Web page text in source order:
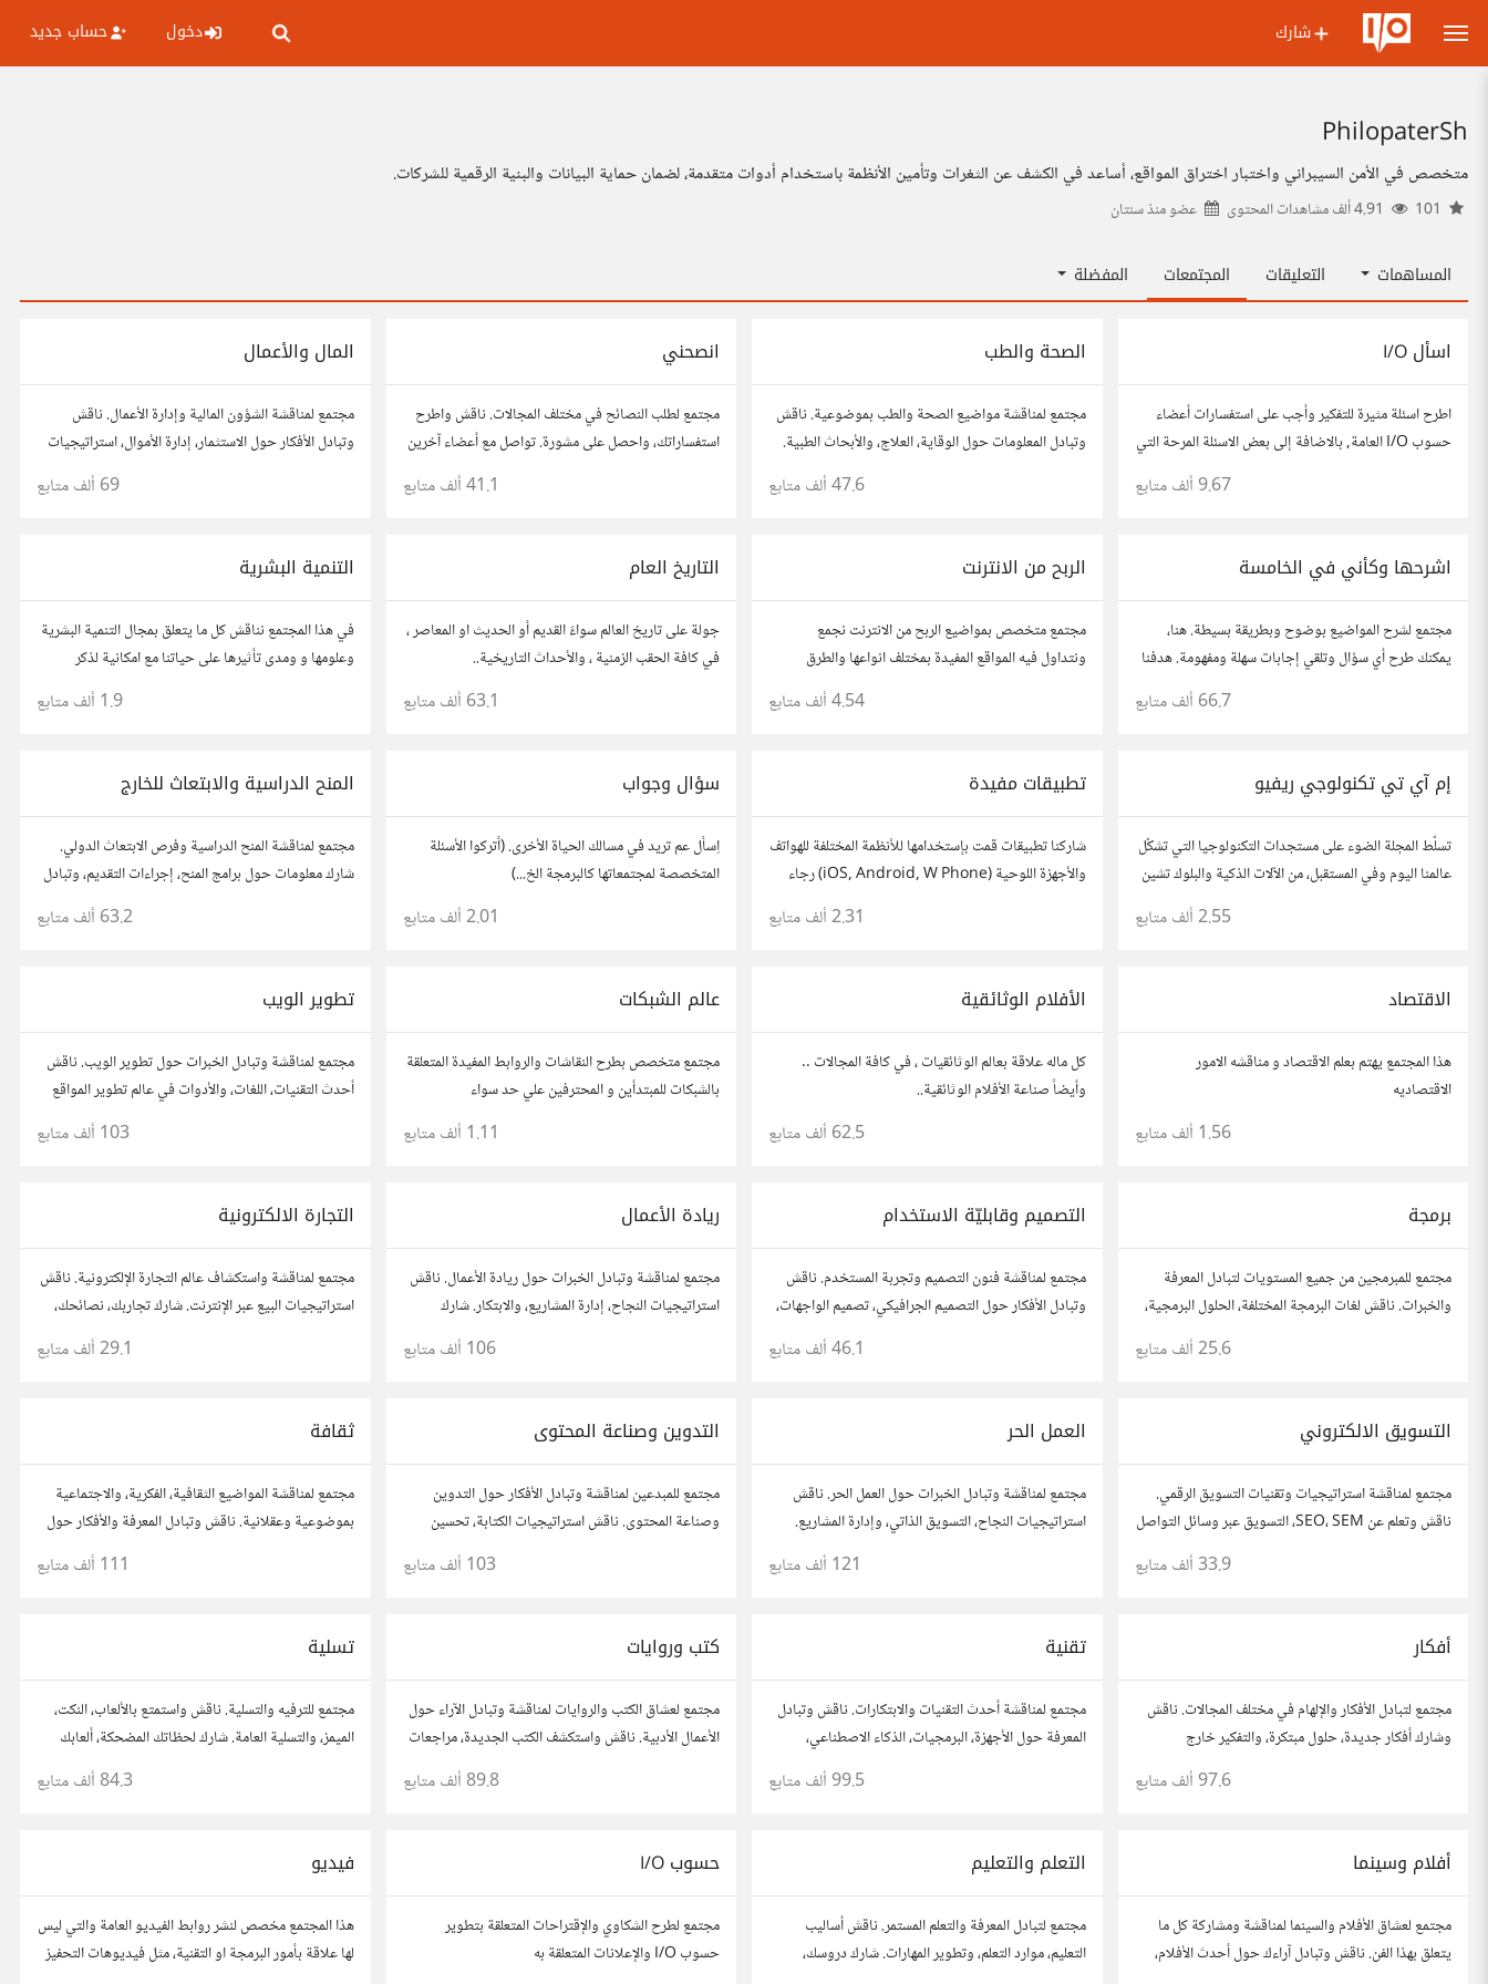
شارك دخول حساب جديد
PhilopaterSh
متخصص في الأمن السيبراني واختبار اختراق المواقع، أساعد في الكشف عن الثغرات وتأمين الأنظمة باستخدام أدوات متقدمة، لضمان حماية البيانات والبنية الرقمية للشركات.
عضو منذسنتان
المساهمات التعليقات المجتمعات المفضلة
اسأل I/O
اطرح اسئلة مثيرة للتفكير وأجب على استفسارات أعضاء
حسوب I/O العامة, بالاضافة إلى بعض الاسئلة المرحة التي
تستمتع بها وتساعدك على التعرف على افكار المتابعين.
9.67 ألف متابع
الصحة والطب
مجتمع لمناقشة مواضيع الصحة والطب بموضوعية. ناقش
وتبادل المعلومات حول الوقاية، العلاج، والأبحاث الطبية.
شارك مقالاتك، نصائحك، وأسئلتك، وتواصل مع أشخاص
47.6 ألف متابع
انصحني
مجتمع لطلب النصائح في مختلف المجالات. ناقش واطرح
استفساراتك، واحصل على مشورة. تواصل مع أعضاء آخرين
للحصول على أفكار وحلول تساعدك في اتخاذ قراراتك.
41.1 ألف متابع
المال والأعمال
مجتمع لمناقشة الشؤون المالية وإدارة الأعمال. ناقش
وتبادل الأفكار حول الاستثمار، إدارة الأموال، استراتيجيات
النمو، وتحليل الأسواق. شارك نصائحك، تجاربك، وأسئلتك،
69 ألف متابع
اشرحها وكأني في الخامسة
مجتمع لشرح المواضيع بوضوح وبطريقة بسيطة. هنا،
يمكنك طرح أي سؤال وتلقي إجابات سهلة ومفهومة. هدفنا
هو تبسيط المعلومات لتكون سهلة على الجميع، تمامًا كما لو
66.7 ألف متابع
الربح من الانترنت
مجتمع متخصص بمواضيع الربح من الانترنت نجمع
ونتداول فيه المواقع المفيدة بمختلف انواعها والطرق
المفيدة والفعالة . شاركونا بخبراتكم و تجاربكم و
4.54 ألف متابع
التاريخ العام
جولة على تاريخ العالم سواءً القديم أو الحديث او المعاصر ،
في كافة الحقب الزمنية ، والأحداث التاريخية..
63.1 ألف متابع
التنمية البشرية
في هذا المجتمع نناقش كل ما يتعلق بمجال التنمية البشرية
وعلومها و ومدى تأثيرها على حياتنا مع امكانية لذكر
تجربتك وخبرتك فى هذا المجال ووضع مقالات وروابط
وفيديوهات مفيدة تعمل على التحفيز والنجاح والتقدم
1.9 ألف متابع
إم آي تي تكنولوجي ريفيو
تسلّط المجلة الضوء على مستجدات التكنولوجيا التي تشكّل
عالمنا اليوم وفي المستقبل، من الآلات الذكية والبلوك تشين
إلى الذكاء الاصطناعي وتكنولوجيا الأعمال وحتى عالم
2.55 ألف متابع
تطبيقات مفيدة
شاركنا تطبيقات قمت بإستخدامها للأنظمة المختلفة للهواتف
والأجهزة اللوحية (iOS, Android, W Phone) رجاء
شارك (روابط مباشرة) للتطبيق من داخل المتجر..إلا في
حالة وجود عدة تطبيقات أو شرح مطول شاركها كموضوع
2.31 ألف متابع
سؤال وجواب
اِسأل عم تريد في مسالك الحياة الأخرى. (أتركوا الأسئلة
المتخصصة لمجتمعاتها كالبرمجة الخ...)
2.01 ألف متابع
المنح الدراسية والابتعاث للخارج
مجتمع لمناقشة المنح الدراسية وفرص الابتعاث الدولي.
شارك معلومات حول برامج المنح، إجراءات التقديم، وتبادل
نصائح حول الدراسة في الخارج. استفد من تجارب الآخرين
63.2 ألف متابع
الاقتصاد
هذا المجتمع يهتم بعلم الاقتصاد و مناقشه الامور
الاقتصاديه
1.56 ألف متابع
الأفلام الوثائقية
كل ماله علاقة بعالم الوثائقيات ، في كافة المجالات ..
وأيضاً صناعة الأفلام الوثائقية..
62.5 ألف متابع
عالم الشبكات
مجتمع متخصص بطرح النقاشات والروابط المفيدة المتعلقة
بالشبكات للمبتدأين و المحترفين علي حد سواء
1.11 ألف متابع
تطوير الويب
مجتمع لمناقشة وتبادل الخبرات حول تطوير الويب. ناقش
أحدث التقنيات، اللغات، والأدوات في عالم تطوير المواقع
والتطبيقات. شارك مشاريعك، اسأل عن نصائح، وتعاون مع
103 ألف متابع
برمجة
مجتمع للمبرمجين من جميع المستويات لتبادل المعرفة
والخبرات. ناقش لغات البرمجة المختلفة، الحلول البرمجية،
25.6 ألف متابع
التصميم وقابليّة الاستخدام
مجتمع لمناقشة فنون التصميم وتجربة المستخدم. ناقش
وتبادل الأفكار حول التصميم الجرافيكي، تصميم الواجهات،
وقابلية الاستخدام. شارك أفكارك وأسئلتك، وتواصل مع
مصممين ومتخصصين في تحسين تجربة المستخدم.
46.1 ألف متابع
ريادة الأعمال
مجتمع لمناقشة وتبادل الخبرات حول ريادة الأعمال. ناقش
استراتيجيات النجاح، إدارة المشاريع، والابتكار. شارك
أفكارك، قصص نجاحك، وأسئلتك، وتواصل مع رواد أعمال
106 ألف متابع
التجارة الالكترونية
مجتمع لمناقشة واستكشاف عالم التجارة الإلكترونية. ناقش
استراتيجيات البيع عبر الإنترنت. شارك تجاربك، نصائحك،
وأسئلتك، وتواصل مع محترفين في هذا المجال.
29.1 ألف متابع
التسويق الالكتروني
مجتمع لمناقشة استراتيجيات وتقنيات التسويق الرقمي.
ناقش وتعلم عن SEO، SEM، التسويق عبر وسائل التواصل
الاجتماعي، وتحليل البيانات. شارك تجاربك، نصائحك،
وأسئلتك، وتواصل مع متخصصين في هذا المجال.
33.9 ألف متابع
العمل الحر
مجتمع لمناقشة وتبادل الخبرات حول العمل الحر. ناقش
استراتيجيات النجاح، التسويق الذاتي، وإدارة المشاريع.
شارك قصصك، نصائحك، وأسئلتك، وتواصل مع محترفين
121 ألف متابع
التدوين وصناعة المحتوى
مجتمع للمبدعين لمناقشة وتبادل الأفكار حول التدوين
وصناعة المحتوى. ناقش استراتيجيات الكتابة، تحسين
محركات البحث، وإنتاج المحتوى المرئي والمسموع. شارك
أفكارك وأسئلتك، وتواصل مع كتّاب ومبدعين آخرين.
103 ألف متابع
ثقافة
مجتمع لمناقشة المواضيع الثقافية، الفكرية، والاجتماعية
بموضوعية وعقلانية. ناقش وتبادل المعرفة والأفكار حول
111 ألف متابع
أفكار
مجتمع لتبادل الأفكار والإلهام في مختلف المجالات. ناقش
وشارك أفكار جديدة، حلول مبتكرة، والتفكير خارج
الصندوق. شارك بمقترحاتك وأسئلتك، وتواصل مع مفكرين
97.6 ألف متابع
تقنية
مجتمع لمناقشة أحدث التقنيات والابتكارات. ناقش وتبادل
المعرفة حول الأجهزة، البرمجيات، الذكاء الاصطناعي،
والأمن السيبراني. شارك أفكارك، نصائحك، وأسئلتك،
99.5 ألف متابع
كتب وروايات
مجتمع لعشاق الكتب والروايات لمناقشة وتبادل الآراء حول
الأعمال الأدبية. ناقش واستكشف الكتب الجديدة، مراجعات
الروايات، ومشاركة توصيات القراءة. شارك أفكارك،
نصائحك، وأسئلتك، وتواصل مع قراء آخرين.89.8 ألف متابع
تسلية
مجتمع للترفيه والتسلية. ناقش واستمتع بالألعاب، النكت،
الميمز، والتسلية العامة. شارك لحظاتك المضحكة، ألعابك
المفضلة، وتفاعل مع أعضاء آخرين يبحثون عن المتعة
84.3 ألف متابع
أفلام وسينما
مجتمع لعشاق الأفلام والسينما لمناقشة ومشاركة كل ما
يتعلق بهذا الفن. ناقش وتبادل آراءك حول أحدث الأفلام،
التعلم والتعليم
مجتمع لتبادل المعرفة والتعلم المستمر. ناقش أساليب
التعليم، موارد التعلم، وتطوير المهارات. شارك دروسك،
حسوب I/O
مجتمع لطرح الشكاوي والإقتراحات المتعلقة بتطوير
حسوب I/O والإعلانات المتعلقة به
فيديو
هذا المجتمع مخصص لنشر روابط الفيديو العامة والتي ليس
لها علاقة بأمور البرمجة او التقنية، مثل فيديوهات التحفيز